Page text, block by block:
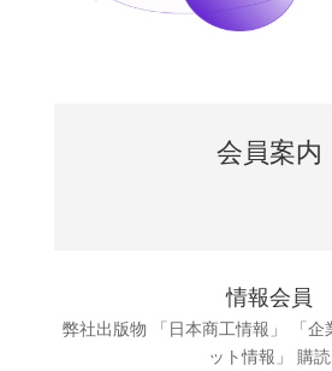
会員案内
情報会員
弊社出版物 「日本商工情報」 「企
ット情報」 購読